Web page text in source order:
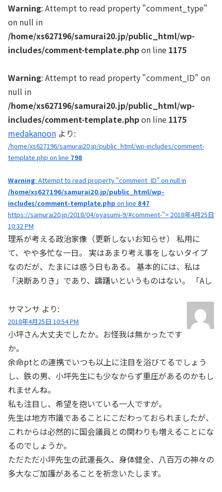
Warning: Attempt to read property "comment_type"
on null in
/home/xs627196/samurai20.jp/public_html/wp-
includes/comment-template.phpon line 1175
Warning: Attempt to read property "comment_ID" on
null in
/home/xs627196/samurai20.jp/public_html/wp-
includes/comment-template.phpon line 1175
medakanoon より:
/home/xs627196/samurai20.jp/public_html/wp-includes/comment-
template.php on line 798
Warning: Attempt to read property "comment_ID" on null in
/home/xs627196/samurai20.jp/public_html/wp-
includes/comment-template.php on line 847
https://samurai20.jp/2018/04/oyasumi-9/#comment-"> 2018年4月25日
10:32 PM
理系が考える政治家像（更新しないお知らせ） 私用に
て、やや多忙な一日。 実はあまり考え事をしないタイプ
なのだが、たまには惑う日もある。 基本的には、私は
「決断ありき」であり、躊躇いというものはない。 「Aし
サマンサ より:
2018年4月25日 10:54 PM
小坪さん大丈夫でしたか。お怪我は無かったです
か。
余命ptとの連携でいつも以上に注目を浴びてるでしょう
し、鉄の男、小坪先生にも少なからず重圧があるのかもし
れませんね。
私も注目し、希望を抱いている一人ですが。
先生は地方市議であることにこだわっておられましたが、
これからは必然的に国会議員との関わりも増えることにな
るのでしょうか。
ただただ小坪先生の武運長久、身体健全、八百万の神々の
多大なご加護があることを祈念いたします。